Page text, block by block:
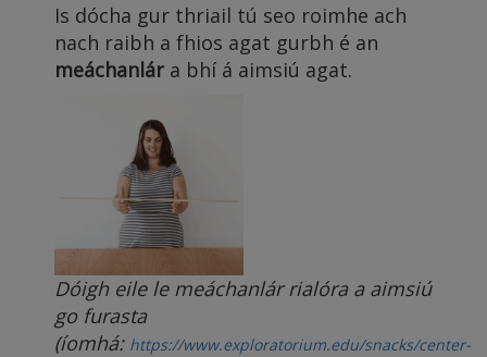
Is dócha gur thriail tú seo roimhe ach
nach raibh a fhios agat gurbh é an
meáchanlára bhí á aimsiú agat.
Dóigh eile le meáchanlár rialóra a aimsiú
go furasta
(íomhá: https://www.exploratorium.edu/snacks/center-